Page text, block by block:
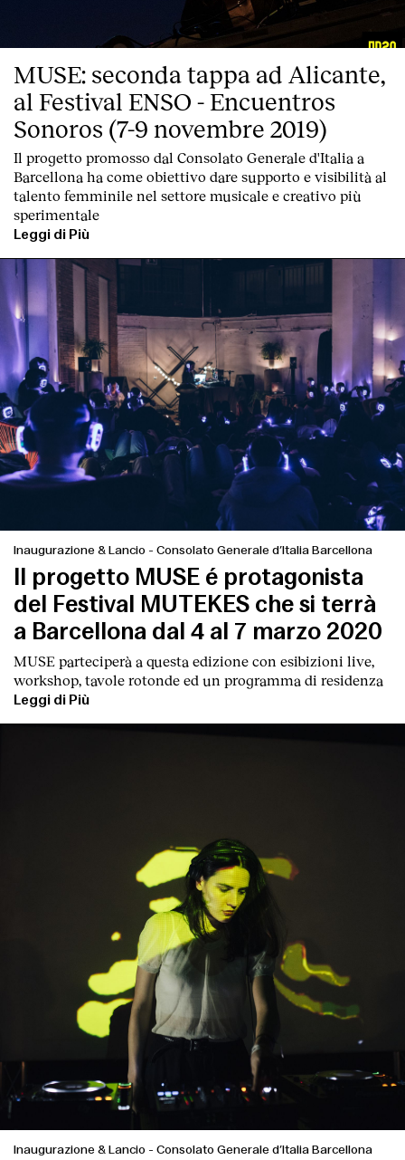
Contatto
MUSE: seconda tappa ad Alicante,
al Festival ENSO - Encuentros
Sonoros (7-9 novembre 2019)
Il progetto promosso dal Consolato Generale d'Italia a
Barcellona ha come obiettivo dare supporto e visibilità al
talento femminile nel settore musicale e creativo più
sperimentale
Leggi di Più
Inaugurazione & Lancio - Consolato Generale d’Italia Barcellona
Il progetto MUSE é protagonista
del Festival MUTEKES che si terrà
a Barcellona dal 4 al 7 marzo 2020
MUSE parteciperà a questa edizione con esibizioni live,
workshop, tavole rotonde ed un programma di residenza
Leggi di Più
Inaugurazione & Lancio - Consolato Generale d’Italia Barcellona